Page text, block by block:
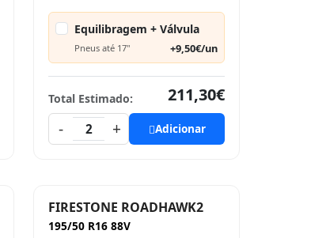
Equilibragem + Válvula
Pneus até 17" +9,50€/un
Total Estimado:
211,30€
-
2 + Adicionar
FIRESTONE ROADHAWK2
195/50 R16 88V